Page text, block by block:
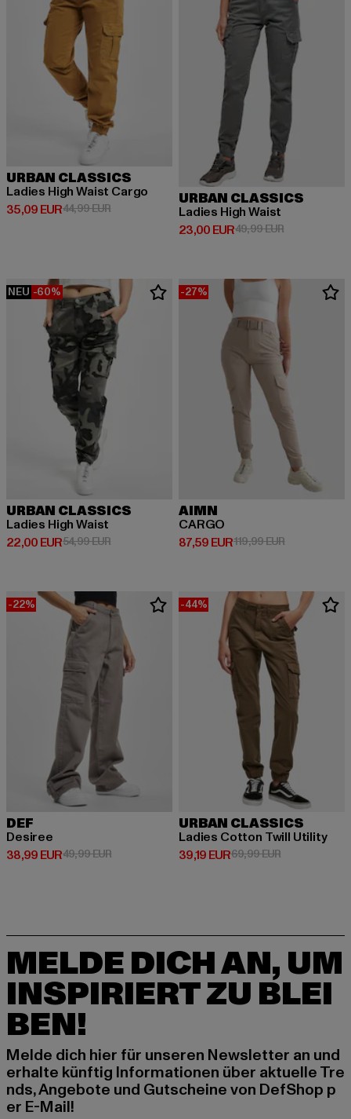
URBAN CLASSICS
Ladies High Waist Cargo
35,09 EUR
Derzeitiger Preis: 35,09 EUR
44,99 EURAktionspreis: 44,99 EUR
URBAN CLASSICS
Ladies High Waist
23,00 EUR
Derzeitiger Preis: 23,00 EUR
49,99 EURAktionspreis:
NEU -60%
URBAN CLASSICS
Ladies High Waist
22,00 EUR
Derzeitiger Preis: 22,00 EUR
54,99 EURAktionspreis: 54,99 EUR
-27%
AIMN
CARGO
87,59 EUR
Derzeitiger Preis: 87,59 EUR
119,99 EURAktionspreis:
-22%
DEF
Desiree
38,99 EUR
Derzeitiger Preis: 38,99 EUR
49,99 EURAktionspreis: 49,99 EUR
-44%
URBAN CLASSICS
Ladies Cotton Twill Utility
39,19 EUR
Derzeitiger Preis: 39,19 EUR
69,99 EURAktionspreis:
MELDE DICH AN, UM
INSPIRIERT ZU BLEI
BEN!
Melde dich hier für unseren Newsletter an und
erhalte künftig Informationen über aktuelle Tre
nds, Angebote und Gutscheine von DefShop p
er E-Mail!